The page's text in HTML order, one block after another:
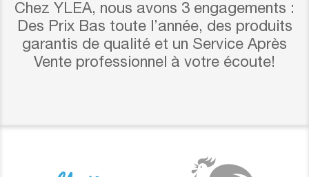
Chez YLEA, nous avons 3 engagements :
Des Prix Bas toute l’année, des produits
garantis de qualité et un Service Après
Vente professionnel à votre écoute!